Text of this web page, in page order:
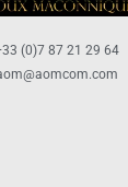
(0)7 87 21 29 64